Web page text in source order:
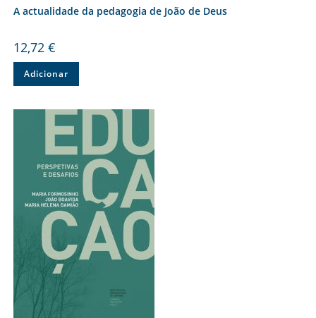
A actualidade da pedagogia de João de Deus
12,72 €
Adicionar